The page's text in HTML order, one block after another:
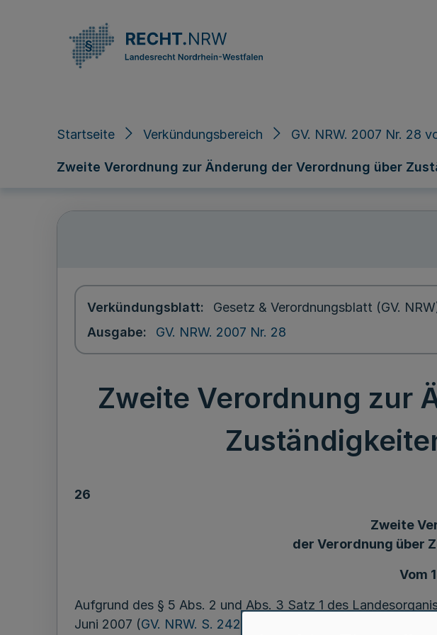
Startseite Verkündungsbereich GV. NRW. 2007 Nr. 28
Zweite Verordnung zur Änderung der Verordnung über
Verkündungsblatt
Gesetz & Verordnungsblatt (GV.
Ausgabe
GV. NRW. 2007 Nr. 28
Zweite Verordnung zur
26
Zweite
der Verordnung über
Vom
Aufgrund des § 5 Abs. 2 und Abs. 3 Satz 1 des
Juni 2007 (GV. NRW. S. 242